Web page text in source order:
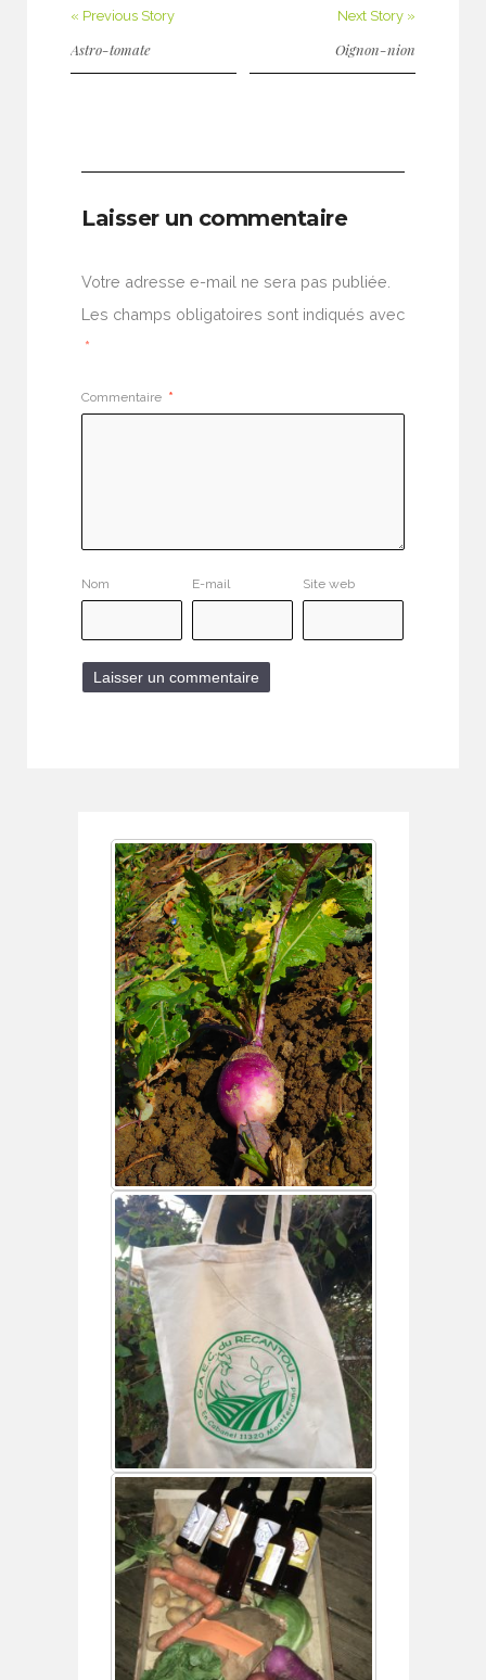
« Previous Story
Astro-tomate
Next Story »
Oignon-nion
Laisser un commentaire
Votre adresse e-mail ne sera pas publiée.
Les champs obligatoires sont indiqués avec
*
Commentaire *
Nom E-mail Site web